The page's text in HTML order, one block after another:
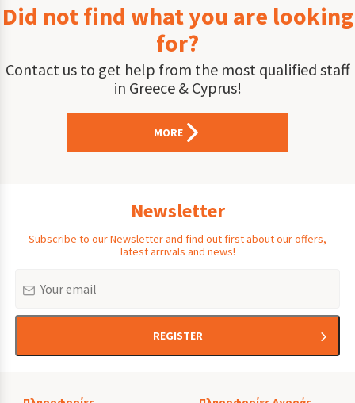
Did not find what you are looking
for?
Contact us to get help from the most qualified staff
in Greece & Cyprus!
MORE
Newsletter
Subscribe to our Newsletter and find out first about our offers,
latest arrivals and news!
REGISTER